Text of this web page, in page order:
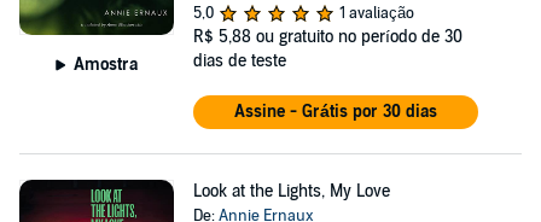
Amostra
5,0
1 avaliação
R$ 5,88 ou gratuito no período de 30
dias de teste
Assine - Grátis por 30 dias
Look at the Lights, My Love
De:Annie Ernaux